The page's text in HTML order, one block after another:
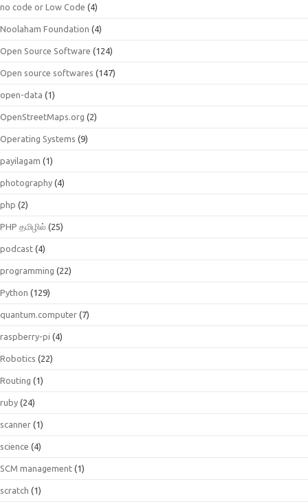
no code or Low Code (4)
Noolaham Foundation (4)
Open Source Software (124)
Open source softwares (147)
open-data (1)
OpenStreetMaps.org (2)
Operating Systems (9)
payilagam (1)
photography (4)
php (2)
PHP தமிழில் (25)
podcast (4)
programming (22)
Python (129)
quantum.computer (7)
raspberry-pi (4)
Robotics (22)
Routing (1)
ruby (24)
scanner (1)
science (4)
SCM management (1)
scratch (1)